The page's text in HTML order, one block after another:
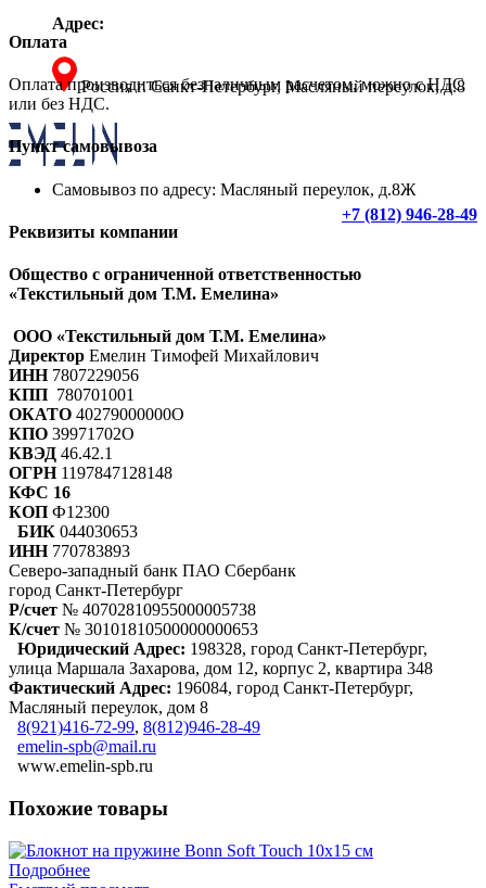
Адрес:
Россия г. Санкт-Петербург, Масляный переулок, д.8
+7 (812) 946-28-49
Оплата
Оплата производиться безналичным расчетом, можно с НДС
или без НДС.
Пункт самовывоза
Самовывоз по адресу: Масляный переулок, д.8Ж
Реквизиты компании
Общество с ограниченной ответственностью
«Текстильный дом Т.М. Емелина»
ООО «Текстильный дом Т.М. Емелина»
Директор Емелин Тимофей Михайлович
ИНН 7807229056
КПП 780701001
ОКАТО 40279000000О
КПО 39971702О
КВЭД 46.42.1
ОГРН1197847128148
КФС 16
КОП Ф12300
БИК 044030653
ИНН770783893
Северо-западный банк ПАО Сбербанк
город Санкт-Петербург
Р/счет № 40702810955000005738
К/счет № 30101810500000000653
Юридический Адрес: 198328, город Санкт-Петербург,
улица Маршала Захарова, дом 12, корпус 2, квартира 348
Фактический Адрес: 196084, город Санкт-Петербург,
Масляный переулок, дом 8
8(921)416-72-99, 8(812)946-28-49
emelin-spb@mail.ru
www.emelin-spb.ru
Похожие товары
Подробнее